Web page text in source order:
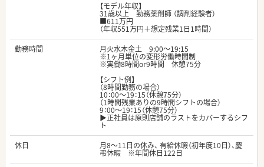
【モデル年収】
31歳以上 勤務薬剤師 （調剤経験者）
■611万円
（年収551万円＋想定残業1日1時間）
勤務時間
月火水木金土 9:00～19:15
※1ヶ月単位の変形労働時間制
※実働8時間or9時間 休憩75分
【シフト例】
（8時間勤務の場合）
10：00～19：15（休憩75分）
（1時間残業ありの9時間シフトの場合）
9：00～19：15（休憩75分）
▶正社員は原則店舗のラストをカバーするシフ
ト
休日
月8～11日の休み、 有給休暇（初年度10日）、慶
弔休暇 ※年間休日122日